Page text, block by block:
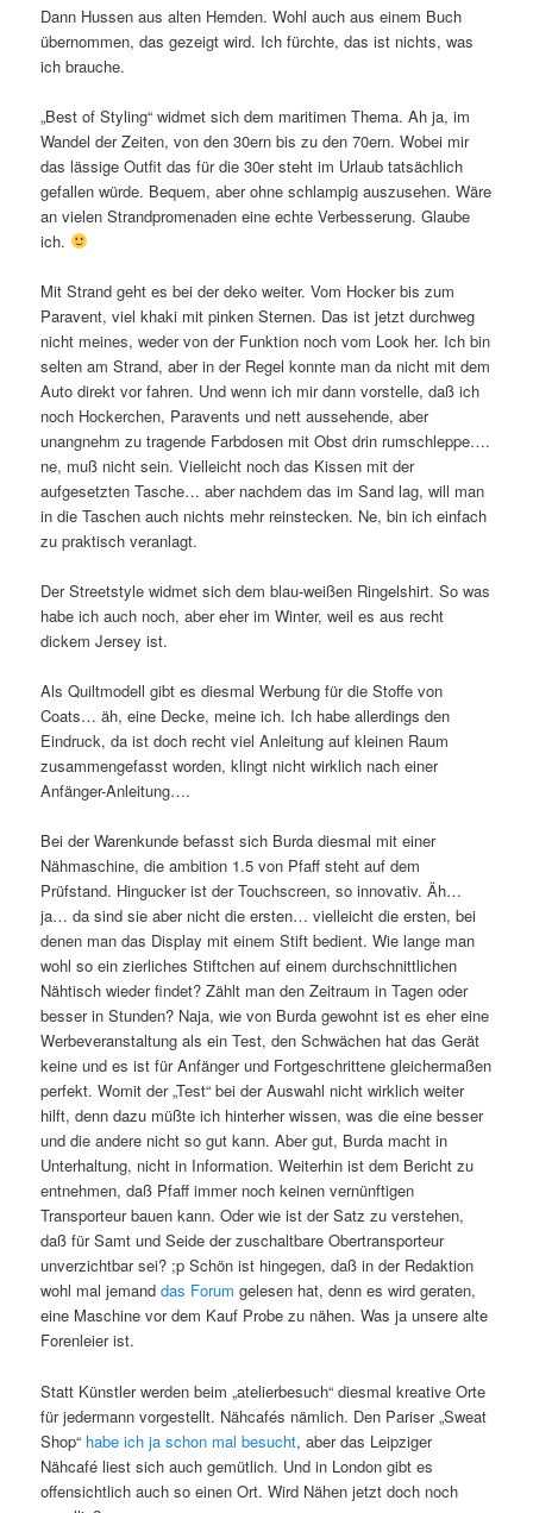
Dann Hussen aus alten Hemden. Wohl auch aus einem Buch
übernommen, das gezeigt wird. Ich fürchte, das ist nichts, was
ich brauche.
„Best of Styling“ widmet sich dem maritimen Thema. Ah ja, im
Wandel der Zeiten, von den 30ern bis zu den 70ern. Wobei mir
das lässige Outfit das für die 30er steht im Urlaub tatsächlich
gefallen würde. Bequem, aber ohne schlampig auszusehen. Wäre
an vielen Strandpromenaden eine echte Verbesserung. Glaube
ich.
Mit Strand geht es bei der deko weiter. Vom Hocker bis zum
Paravent, viel khaki mit pinken Sternen. Das ist jetzt durchweg
nicht meines, weder von der Funktion noch vom Look her. Ich bin
selten am Strand, aber in der Regel konnte man da nicht mit dem
Auto direkt vor fahren. Und wenn ich mir dann vorstelle, daß ich
noch Hockerchen, Paravents und nett aussehende, aber
unangnehm zu tragende Farbdosen mit Obst drin rumschleppe….
ne, muß nicht sein. Vielleicht noch das Kissen mit der
aufgesetzten Tasche… aber nachdem das im Sand lag, will man
in die Taschen auch nichts mehr reinstecken. Ne, bin ich einfach
zu praktisch veranlagt.
Der Streetstyle widmet sich dem blau-weißen Ringelshirt. So was
habe ich auch noch, aber eher im Winter, weil es aus recht
dickem Jersey ist.
Als Quiltmodell gibt es diesmal Werbung für die Stoffe von
Coats… äh, eine Decke, meine ich. Ich habe allerdings den
Eindruck, da ist doch recht viel Anleitung auf kleinen Raum
zusammengefasst worden, klingt nicht wirklich nach einer
Anfänger-Anleitung….
Bei der Warenkunde befasst sich Burda diesmal mit einer
Nähmaschine, die ambition 1.5 von Pfaff steht auf dem
Prüfstand. Hingucker ist der Touchscreen, so innovativ. Äh…
ja… da sind sie aber nicht die ersten… vielleicht die ersten, bei
denen man das Display mit einem Stift bedient. Wie lange man
wohl so ein zierliches Stiftchen auf einem durchschnittlichen
Nähtisch wieder findet? Zählt man den Zeitraum in Tagen oder
besser in Stunden? Naja, wie von Burda gewohnt ist es eher eine
Werbeveranstaltung als ein Test, den Schwächen hat das Gerät
keine und es ist für Anfänger und Fortgeschrittene gleichermaßen
perfekt. Womit der „Test“ bei der Auswahl nicht wirklich weiter
hilft, denn dazu müßte ich hinterher wissen, was die eine besser
und die andere nicht so gut kann. Aber gut, Burda macht in
Unterhaltung, nicht in Information. Weiterhin ist dem Bericht zu
entnehmen, daß Pfaff immer noch keinen vernünftigen
Transporteur bauen kann. Oder wie ist der Satz zu verstehen,
daß für Samt und Seide der zuschaltbare Obertransporteur
unverzichtbar sei? ;p Schön ist hingegen, daß in der Redaktion
wohl mal jemanddas Forum gelesen hat, denn es wird geraten,
eine Maschine vor dem Kauf Probe zu nähen. Was ja unsere alte
Forenleier ist.
Statt Künstler werden beim „atelierbesuch“ diesmal kreative Orte
für jedermann vorgestellt. Nähcafés nämlich. Den Pariser „Sweat
Shop“ habe ich ja schon mal besucht, aber das Leipziger
Nähcafé liest sich auch gemütlich. Und in London gibt es
offensichtlich auch so einen Ort. Wird Nähen jetzt doch noch